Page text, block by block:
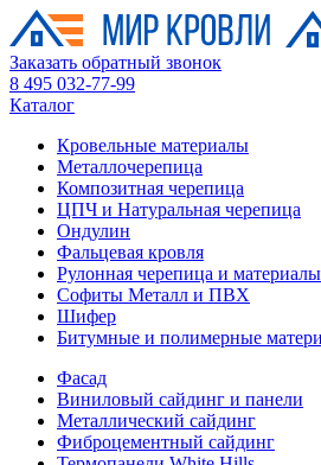
Заказать обратный звонок
8 495 032-77-99
Каталог
Кровельные материалы
Металлочерепица
Композитная черепица
ЦПЧ и Натуральная черепица
Ондулин
Фальцевая кровля
Рулонная черепица и материалы
Софиты Металл и ПВХ
Шифер
Битумные и полимерные
Фасад
Виниловый сайдинг и панели
Металлический сайдинг
Фиброцементный сайдинг